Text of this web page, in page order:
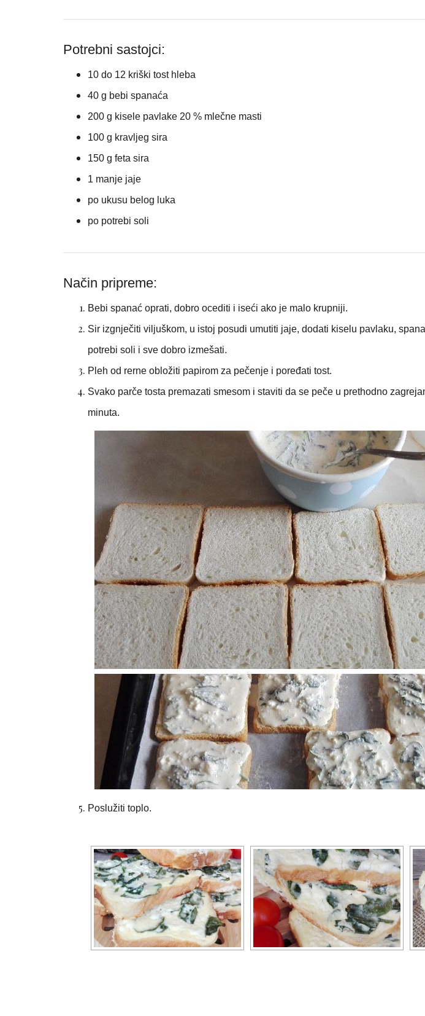
Potrebni sastojci:
10 do 12 kriški tost hleba
40 g bebi spanaća
200 g kisele pavlake 20 % mlečne masti
100 g kravljeg sira
150 g feta sira
1 manje jaje
po ukusu belog luka
po potrebi soli
Način pripreme:
Bebi spanać oprati, dobro ocediti i iseći ako je malo krupniji.
Sir izgnječiti viljuškom, u istoj posudi umutiti jaje, dodati kiselu pavlaku,
potrebi soli i sve dobro izmešati.
Pleh od rerne obložiti papirom za pečenje i poređati tost.
Svako parče tosta premazati smesom i staviti da se peče u prethodno
minuta.
Poslužiti toplo.